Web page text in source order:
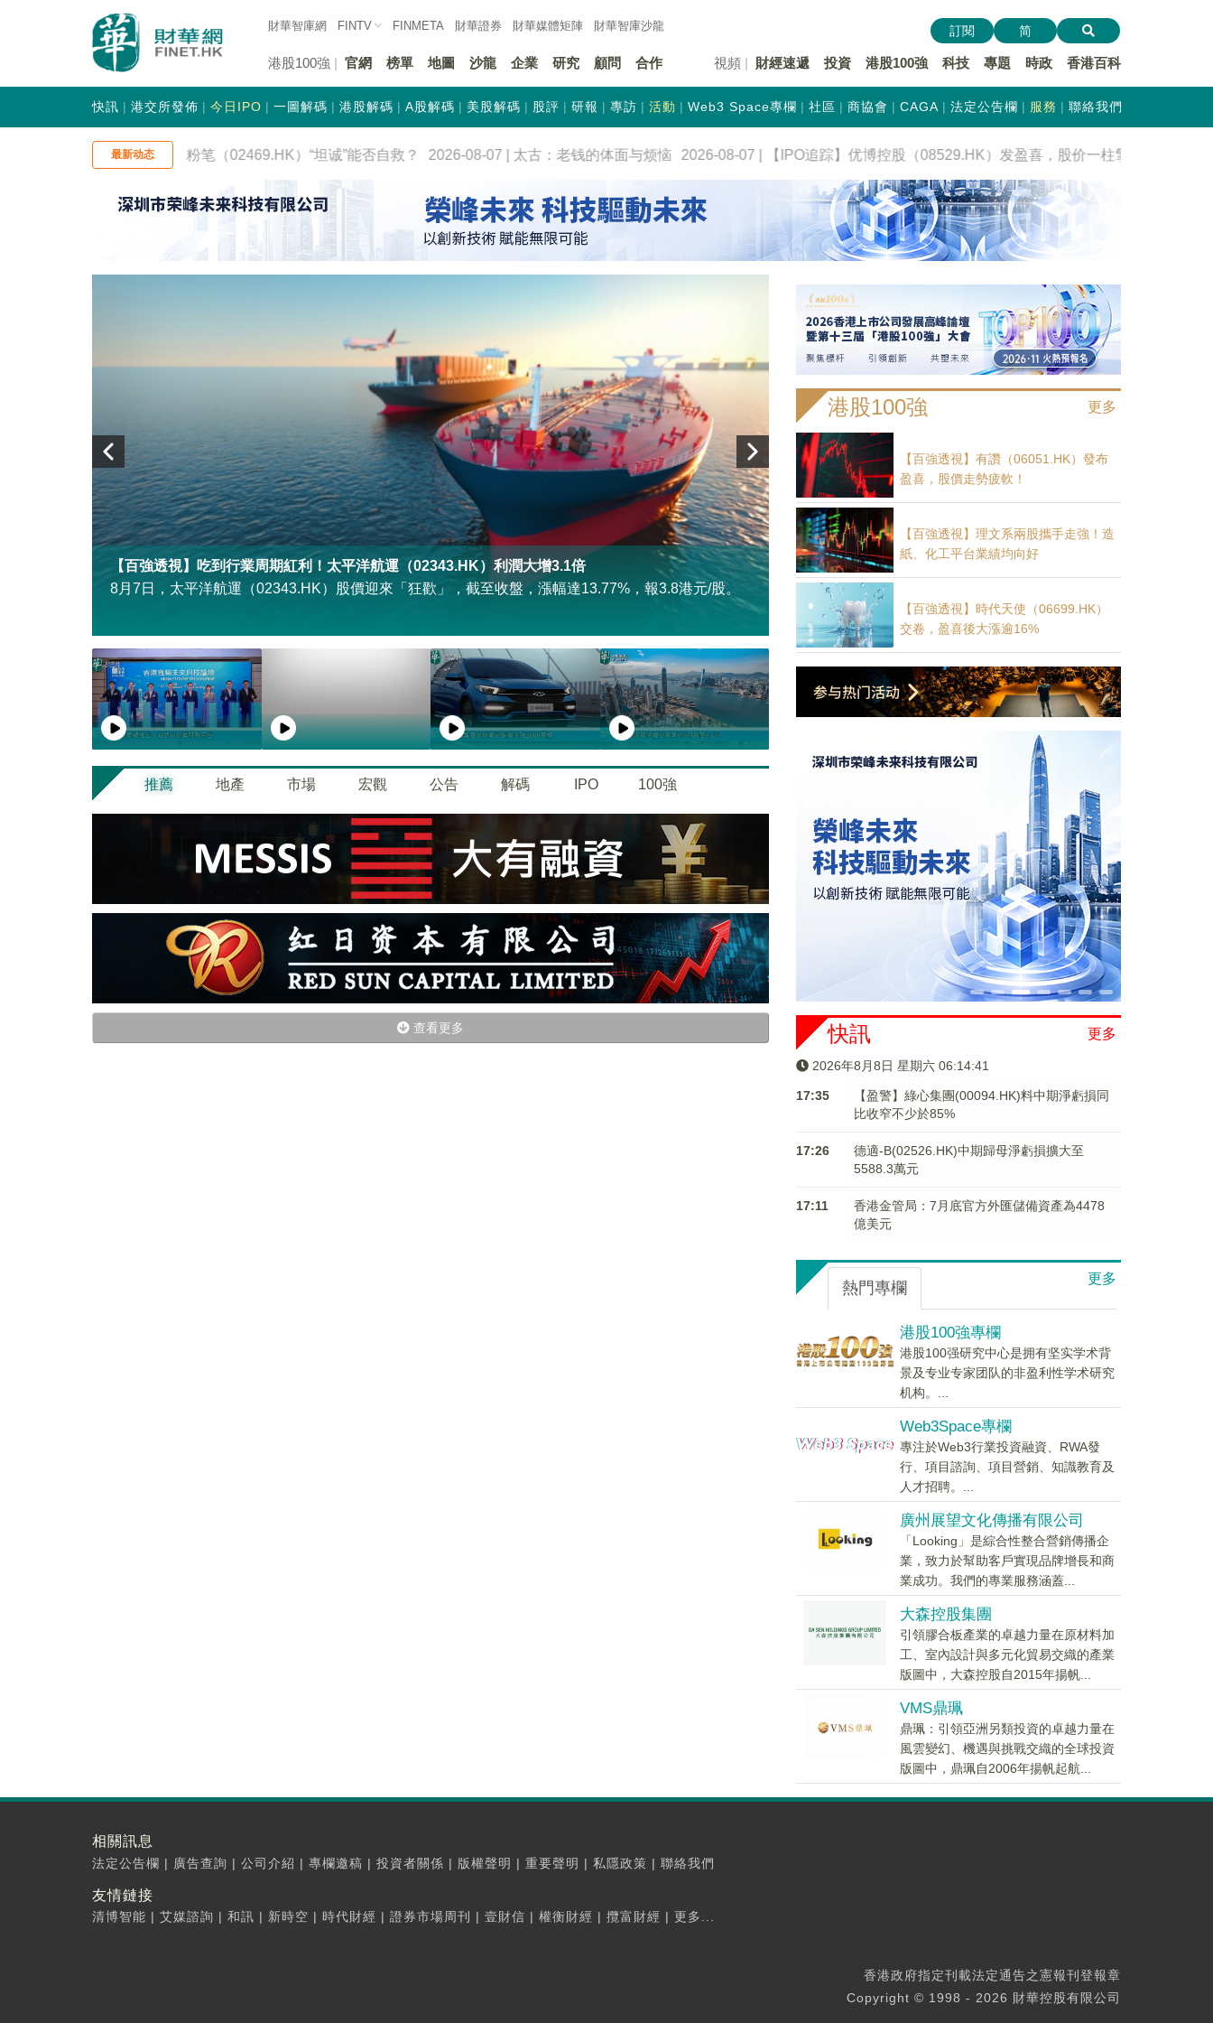
財華智庫網 FINTV FINMETA 財華證券 財華媒體矩陣 財華智庫沙龍
港股100強 官網 榜單 地圖 沙龍 企業 研究 顧問 合作 視頻 財經速遞 投資 港股100強 科技 專題 時政 香港百科
訂閱 简
快訊 港交所發佈 今日IPO 一圖解碼 港股解碼 A股解碼 美股解碼 股評 研報 專訪 活動 Web3 Space專欄 社區 商協會 CAGA 法定公告欄 服務 聯絡我們
最新动态
爆家丑后股价创新低：粉笔（02469.HK）“坦诚”能否自救？ 2026-08-07 | 太古：老钱的体面与烦恼 2026-08-07 | 【IPO追踪】优博控股（08529.HK）发盈喜，股价一柱擎天，涨近30%！
【百強透視】吃到行業周期紅利！太平洋航運（02343.HK）利潤大增3.1倍
8月7日，太平洋航運（02343.HK）股價迎來「狂歡」，截至收盤，漲幅達13.77%，報3.8港元/股。
自爆家醜後股價創新低：粉筆（02469.HK）「坦誠」能否自救？
8月7日港股收盤，粉筆（02469.HK）報0.32港元，單日下跌
83.47萬港元，再度觸及上市以來歷史最低價位。
推薦 地產 市場 宏觀 公告 解碼 IPO 100強
查看更多
更多
港股100強
【百強透視】有讚（06051.HK）發布
盈喜，股價走勢疲軟！
【百強透視】理文系兩股攜手走強！造
紙、化工平台業績均向好
【百強透視】時代天使（06699.HK）
交卷，盈喜後大漲逾16%
更多
快訊
2026年8月8日 星期六 06:14:42
17:35
【盈警】綠心集團(00094.HK)料中期淨虧損同
比收窄不少於85%
17:26
德適-B(02526.HK)中期歸母淨虧損擴大至
5588.3萬元
17:11
香港金管局：7月底官方外匯儲備資產為4478
億美元
更多
熱門專欄
港股100強專欄
港股100强研究中心是拥有坚实学术背
景及专业专家团队的非盈利性学术研究
机构。...
Web3Space專欄
專注於Web3行業投資融資、RWA發
行、項目諮詢、項目營銷、知識教育及
人才招聘。...
廣州展望文化傳播有限公司
「Looking」是綜合性整合營銷傳播企
業，致力於幫助客戶實現品牌增長和商
業成功。我們的專業服務涵蓋...
大森控股集團
引領膠合板產業的卓越力量在原材料加
工、室內設計與多元化貿易交織的產業
版圖中，大森控股自2015年揚帆...
VMS鼎珮
鼎珮：引領亞洲另類投資的卓越力量在
風雲變幻、機遇與挑戰交織的全球投資
版圖中，鼎珮自2006年揚帆起航...
相關訊息
法定公告欄 | 廣告查詢 | 公司介紹 | 專欄邀稿 | 投資者關係 | 版權聲明 | 重要聲明 | 私隱政策 | 聯絡我們
友情鏈接
清博智能 | 艾媒諮詢 | 和訊 | 新時空 | 時代財經 | 證券市場周刊 | 壹財信 | 權衡財經 | 攬富財經 | 更多...
香港政府指定刊載法定通告之憲報刊登報章
Copyright © 1998 - 2026 財華控股有限公司